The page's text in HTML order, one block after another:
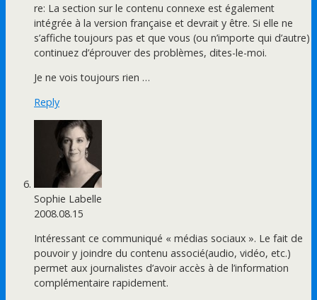
re: La section sur le contenu connexe est également
intégrée à la version française et devrait y être. Si elle ne
s’affiche toujours pas et que vous (ou n’importe qui d’autre)
continuez d’éprouver des problèmes, dites-le-moi.
Je ne vois toujours rien …
Reply
Sophie Labelle
2008.08.15
Intéressant ce communiqué « médias sociaux ». Le fait de
pouvoir y joindre du contenu associé(audio, vidéo, etc.)
permet aux journalistes d’avoir accès à de l’information
complémentaire rapidement.